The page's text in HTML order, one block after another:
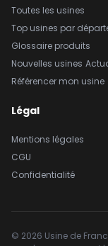
Toutes les usines
Top usines par
Glossaire produits
Nouvelles usines
Référencer mon usine
Légal
Mentions légales
CGU
Confidentialité
© 2026 Usine de